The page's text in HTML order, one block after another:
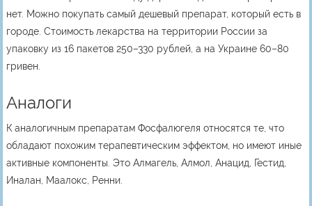
нет. Можно покупать самый дешевый препарат, который есть в
городе. Стоимость лекарства на территории России за
упаковку из 16 пакетов 250–330 рублей, а на Украине 60–80
гривен.
Аналоги
К аналогичным препаратам Фосфалюгеля относятся те, что
обладают похожим терапевтическим эффектом, но имеют иные
активные компоненты. Это Алмагель, Алмол, Анацид, Гестид,
Иналан, Маалокс, Ренни.